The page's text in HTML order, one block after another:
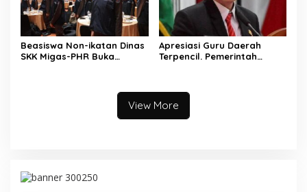
Beasiswa Non-ikatan Dinas
SKK Migas-PHR Buka
Apresiasi Guru Daerah
Terpencil. Pemerintah
Tambahan
View More